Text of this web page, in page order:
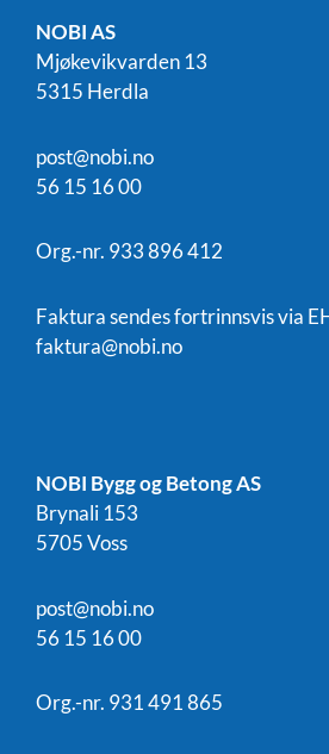
NOBI AS
Mjøkevikvarden 13
5315 Herdla
post@nobi.no
56 15 16 00
Org.-nr. 933 896 412
Faktura sendes fortrinnsvis via
faktura@nobi.no
NOBI Bygg og Betong AS
Brynali 153
5705 Voss
post@nobi.no
56 15 16 00
Org.-nr. 931 491 865